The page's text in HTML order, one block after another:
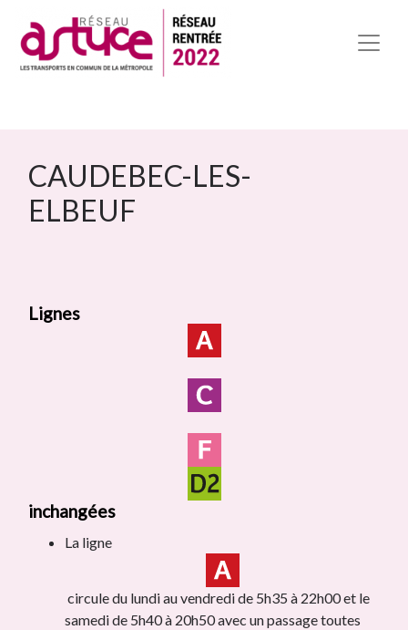
CAUDEBEC-LES-
ELBEUF
Lignes
inchangées
La ligne
circule du lundi au vendredi de 5h35 à 22h00 et le
samedi de 5h40 à 20h50 avec un passage toutes